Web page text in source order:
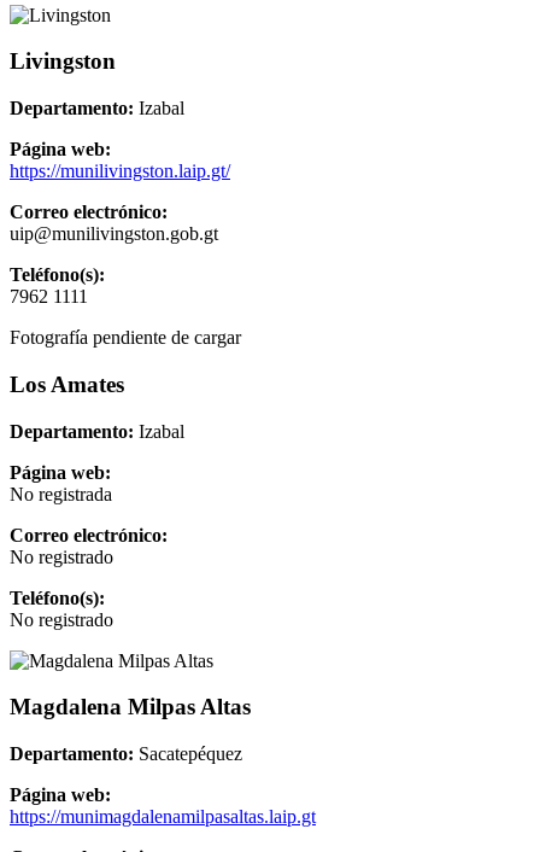
Livingston
Departamento: Izabal
Página web:
https://munilivingston.laip.gt/
Correo electrónico:
uip@munilivingston.gob.gt
Teléfono(s):
7962 1111
Fotografía pendiente de cargar
Los Amates
Departamento: Izabal
Página web:
No registrada
Correo electrónico:
No registrado
Teléfono(s):
No registrado
Magdalena Milpas Altas
Departamento: Sacatepéquez
Página web:
https://munimagdalenamilpasaltas.laip.gt